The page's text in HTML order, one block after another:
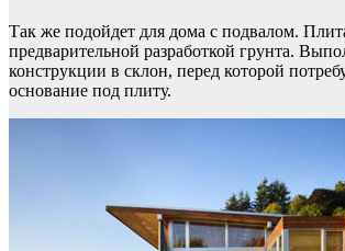
Так же подойдет для дома с подвалом.
предварительной разработкой грунта.
конструкции в склон, перед которой
основание под плиту.